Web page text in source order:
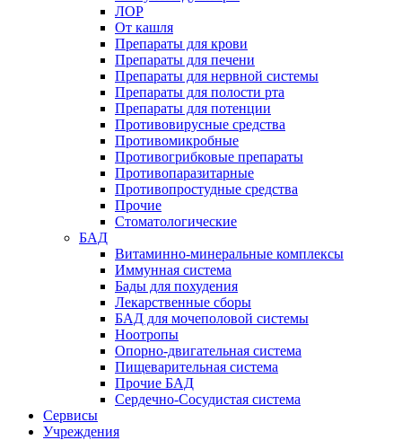
ЛОР
От кашля
Препараты для крови
Препараты для печени
Препараты для нервной системы
Препараты для полости рта
Препараты для потенции
Противовирусные средства
Противомикробные
Противогрибковые препараты
Противопаразитарные
Противопростудные средства
Прочие
Стоматологические
БАД
Витаминно-минеральные комплексы
Иммунная система
Бады для похудения
Лекарственные сборы
БАД для мочеполовой системы
Ноотропы
Опорно-двигательная система
Пищеварительная система
Прочие БАД
Сердечно-Сосудистая система
Сервисы
Учреждения